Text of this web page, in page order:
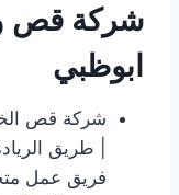
شركة قص و
ابوظبي
| طريق
فريق عمل